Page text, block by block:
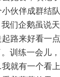
伙伴成群结
们企鹅虽说
路来好看一
训练一会儿
就有一个看上